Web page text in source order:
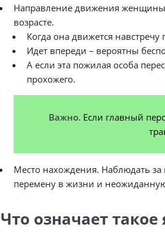
Направление движения женщины.
возрасте.
Когда она движется
Идет впереди – вероятны
А если эта пожилая особа
прохожего.
Важно. Если главный
Место нахождения. Наблюдать
перемену в жизни и
Что означает